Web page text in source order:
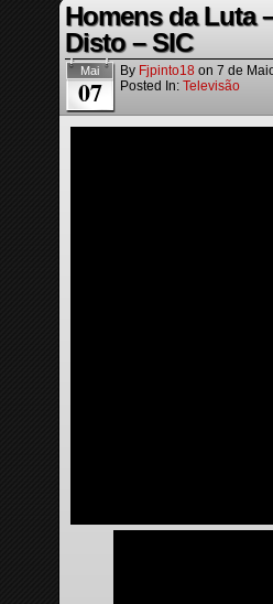
Homens da Luta
Disto – SIC
Mai
07
By Fjpinto18 on 7 de
Posted In: Televisão